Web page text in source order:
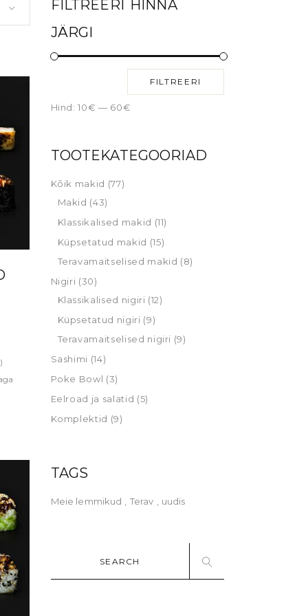
FILTREERI HINNA
JÄRGI
FILTREERI
Hind:10€ — 60€
TOOTEKATEGOORIAD
Kõik makid (77)
Makid (43)
Klassikalised makid (11)
Küpsetatud makid (15)
Teravamaitselised makid (8)
Nigiri (30)
Klassikalised nigiri (12)
Küpsetatud nigiri (9)
Teravamaitselised nigiri (9)
Sashimi (14)
Poke Bowl (3)
Eelroad ja salatid (5)
Komplektid (9)
TAGS
Meie lemmikud Terav uudis